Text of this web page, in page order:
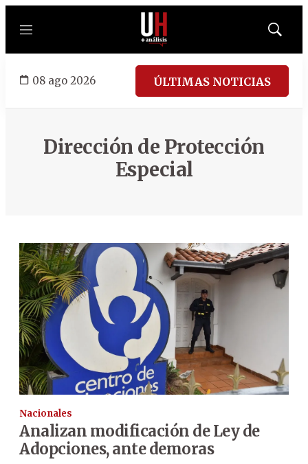
Menú
Mostrar
08 ago 2026 ÚLTIMAS NOTICIAS
Dirección de Protección
Especial
Nacionales
Analizan modificación de Ley de
Adopciones, ante demoras